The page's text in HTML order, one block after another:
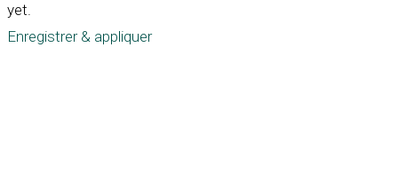
yet.
Enregistrer & appliquer